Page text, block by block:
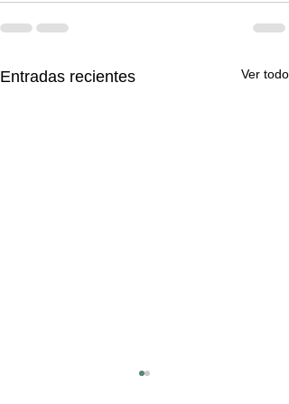
Entradas recientes Ver todo